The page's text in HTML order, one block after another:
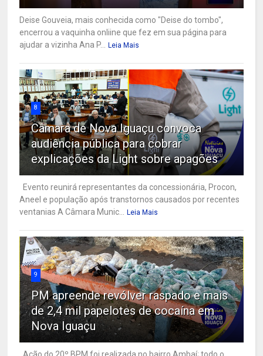
Deise Gouveia, mais conhecida como "Deise do tombo",
encerrou a vaquinha onliine que fez em sua página para
ajudar a vizinha Ana P... Leia Mais
8
Câmara de Nova Iguaçu convoca
audiência pública para cobrar
explicações da Light sobre apagões
Evento reunirá representantes da concessionária, Procon,
Aneel e população após transtornos causados por recentes
ventanias A Câmara Munic... Leia Mais
9
PM apreende revólver raspado e mais
de 2,4 mil papelotes de cocaína em
Nova Iguaçu